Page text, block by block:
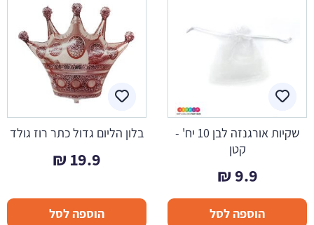
שקיות אורגנזה לבן 10 יח' -
קטן
9.9
₪
הוספה לסל
בלון הליום גדול כתר רוז גולד
19.9
₪
הוספה לסל